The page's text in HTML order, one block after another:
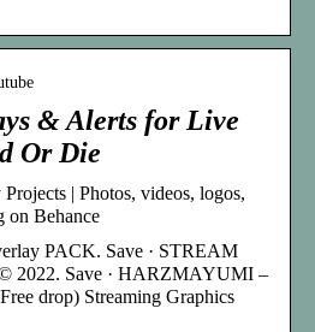
& Alerts for Live
Or Die
| Photos, videos, logos,
on Behance
PACK. Save · STREAM
2022. Save · HARZMAYUMI –
drop) Streaming Graphics